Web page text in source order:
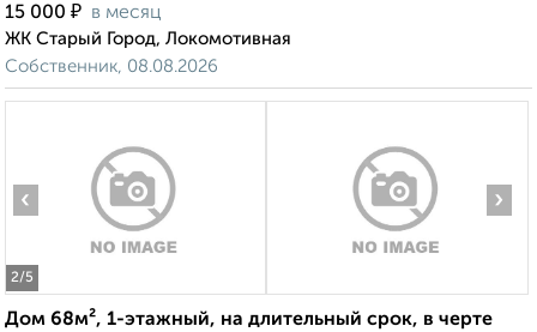
15 000 ₽ в месяц
ЖК Старый Город, Локомотивная
Собственник, 08.08.2026
2/5
‹ ›
Дом 68м², 1-этажный, на длительный срок, в черте